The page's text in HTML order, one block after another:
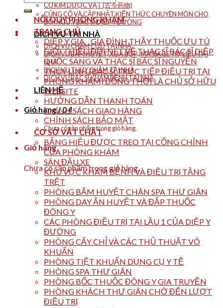
CỔ KIM DƯỢC VẬT (古今药物)
CỦNG CỐ VÀ CẬP NHẬT KIẾN THỨC CHUYÊN MÔN CHO
ĐỘI NGŨ Y BÁC SĨ DIỆP Y ĐƯỜNG
DỊCH VỤ TẠI NHÀ
DỊCH VỤ CHÂM CỨU TẠI NHÀ
DỊCH VỤ BẤM HUYỆT, XOA BÓP , MASSAGE TRỊ LIỆU TẠI
NHÀ
DỊCH VỤ THỦY CHÂM TẠI NHÀ
DỊCH VỤ BÁC SĨ KHÁM BỆNH TẠI NHÀ
LIÊN HỆ
Giỏ hàng /0₫
Chưa có sản phẩm trong giỏ hàng.
Giỏ hàng
Chưa có sản phẩm trong giỏ hàng.
kiếm:
NỘI QUY PHÒNG KHÁM
TRANG CHỦ
DIỆP Y GIA _ GIA ĐÌNH THẦY THUỐC ƯU TÚ
GIỚI THIỆU ĐÔI NÉT VỀ THẠC SĨ BÁC SĨ DIỆP
QUỐC SANG VÀ THẠC SĨ BÁC SĨ NGUYỄN
THÙY LINH (BÁC SĨ TRỰC TIẾP ĐIỀU TRỊ TẠI
PHÒNG KHÁM) ĐỒNG THỜI LÀ CHỦ SỞ HỮU
WEBSITE
HƯỚNG DẪN THANH TOÁN
CHÍNH SÁCH GIAO HÀNG
CHÍNH SÁCH BẢO MẬT
CƠ SỞ VẬT CHẤT
BẢNG HIỆU ĐƯỢC TREO TẠI CỔNG CHÍNH
CỦA PHÒNG KHÁM
SÂN ĐẬU XE
KHU VỰC KHÁM BỆNH VÀ ĐIỀU TRỊ TẦNG
TRỆT
PHÒNG BẤM HUYỆT CHÂN SPA THƯ GIÃN
PHÒNG DAY ẤN HUYỆT VÀ ĐẮP THUỐC
ĐÔNG Y
CÁC PHÒNG ĐIỀU TRỊ TẠI LẦU 1 CỦA DIỆP Y
ĐƯỜNG
PHÒNG CẤY CHỈ VÀ CÁC THỦ THUẬT VÔ
KHUẨN
PHÒNG TIỆT KHUẨN DỤNG CỤ Y TẾ
PHÒNG SPA THƯ GIÃN
PHÒNG BỐC THUỐC ĐÔNG Y GIA TRUYỀN
PHÒNG KHÁCH THƯ GIÃN CHỜ ĐẾN LƯỢT
ĐIỀU TRỊ